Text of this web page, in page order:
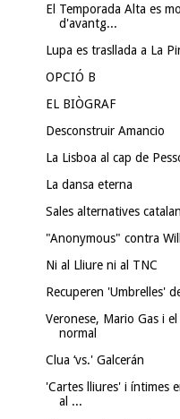
El Temporada Alta es
d'avantg...
Lupa es trasllada a La
OPCIÓ B
EL BIÒGRAF
Desconstruir Amancio
La Lisboa al cap de
La dansa eterna
Sales alternatives
"Anonymous" contra
Ni al Lliure ni al TNC
Recuperen 'Umbrelles'
Veronese, Mario Gas i
normal
Clua ‘vs.' Galcerán
'Cartes lliures' i íntimes
al ...